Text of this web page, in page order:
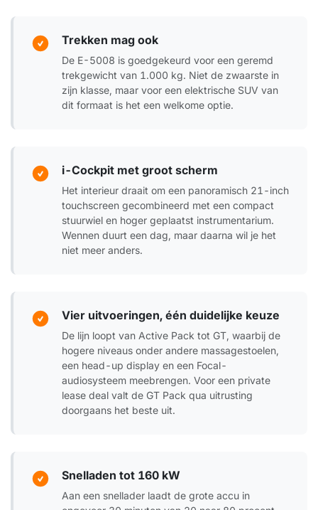
Trekken mag ook
De E-5008 is goedgekeurd voor een geremd
trekgewicht van 1.000 kg. Niet de zwaarste in
zijn klasse, maar voor een elektrische SUV van
dit formaat is het een welkome optie.
i-Cockpit met groot scherm
Het interieur draait om een panoramisch 21-inch
touchscreen gecombineerd met een compact
stuurwiel en hoger geplaatst instrumentarium.
Wennen duurt een dag, maar daarna wil je het
niet meer anders.
Vier uitvoeringen, één duidelijke keuze
De lijn loopt van Active Pack tot GT, waarbij de
hogere niveaus onder andere massagestoelen,
een head-up display en een Focal-
audiosysteem meebrengen. Voor een private
lease deal valt de GT Pack qua uitrusting
doorgaans het beste uit.
Snelladen tot 160 kW
Aan een snellader laadt de grote accu in